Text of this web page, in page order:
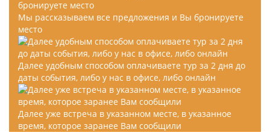
Мы рассказываем все предложения и Вы бронируете
место
Далее удобным способом оплачиваете тур за 2 дня до
даты события, либо у нас в офисе, либо онлайн
Далее уже встреча в указанном месте, в указанное
время, которое заранее Вам сообщили